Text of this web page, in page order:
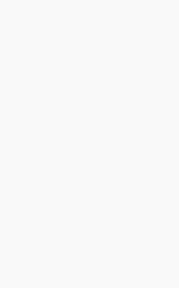
à lista de
para